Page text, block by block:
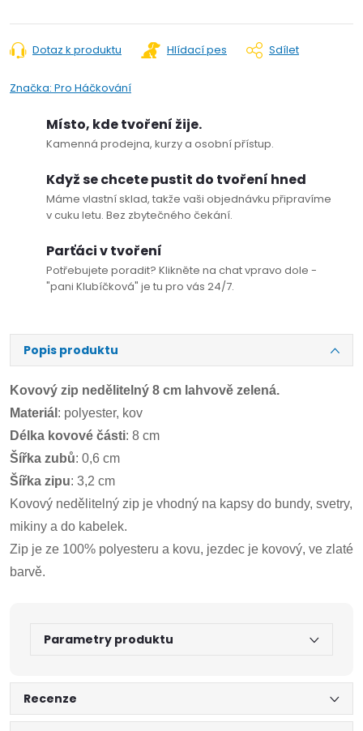
Dotaz k produktu Hlídací pes Sdílet
Značka: Pro Háčkování
Místo, kde tvoření žije.
Kamenná prodejna, kurzy a osobní přístup.
Když se chcete pustit do tvoření hned
Máme vlastní sklad, takže vaši objednávku připravíme
v cuku letu. Bez zbytečného čekání.
Parťáci v tvoření
Potřebujete poradit? Klikněte na chat vpravo dole -
"pani Klubíčková" je tu pro vás 24/7.
Popis produktu
Kovový zip nedělitelný 8 cm lahvově zelená.
Materiál : polyester, kov
Délka kovové části: 8 cm
Šířka zubů: 0,6 cm
Šířka zipu: 3,2 cm
Kovový nedělitelný zip je vhodný na kapsy do bundy, svetry,
mikiny a do kabelek.
Zip je ze 100% polyesteru a kovu, jezdec je kovový, ve zlaté
barvě.
Parametry produktu
Recenze